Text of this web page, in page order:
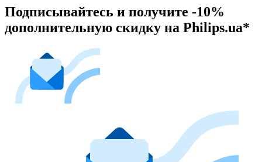
Подписывайтесь и получите -10%
дополнительную скидку на Philips.ua*